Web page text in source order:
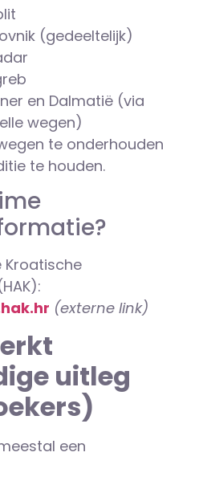
(gedeeltelijk)
en Dalmatië (via
wegen)
te onderhouden
te houden.
Kroatische
(externe link)
uitleg
een